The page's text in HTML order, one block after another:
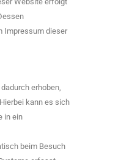
Impressum dieser
erhoben,
kann es sich
in ein
beim Besuch